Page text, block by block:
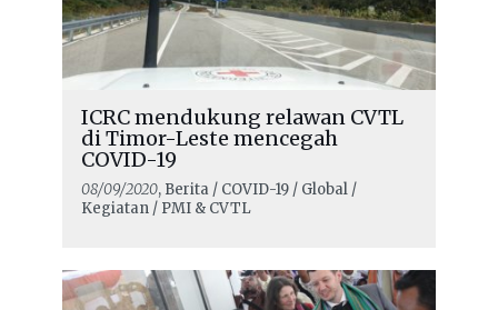
ICRC mendukung relawan CVTL
di Timor-Leste mencegah
COVID-19
08/09/2020, Berita / COVID-19 / Global /
Kegiatan / PMI & CVTL